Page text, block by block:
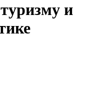
и